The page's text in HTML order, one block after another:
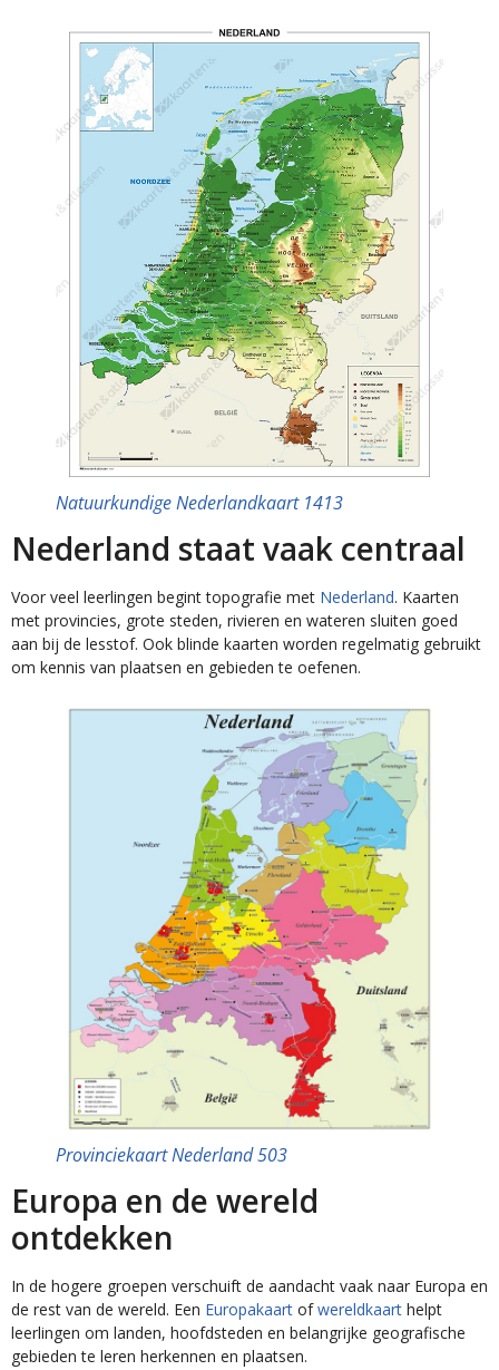
Natuurkundige Nederlandkaart 1413
Nederland staat vaak centraal
Voor veel leerlingen begint topografie met Nederland. Kaarten
met provincies, grote steden, rivieren en wateren sluiten goed
aan bij de lesstof. Ook blinde kaarten worden regelmatig gebruikt
om kennis van plaatsen en gebieden te oefenen.
Provinciekaart Nederland 503
Europa en de wereld
ontdekken
In de hogere groepen verschuift de aandacht vaak naar Europa en
de rest van de wereld. Een Europakaart ofwereldkaart helpt
leerlingen om landen, hoofdsteden en belangrijke geografische
gebieden te leren herkennen en plaatsen.